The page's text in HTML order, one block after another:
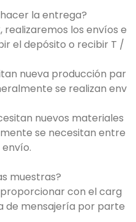
la entrega?
realizaremos los envíos e
el depósito o recibir T /
nueva producción par
se realizan env
nuevos materiales
se necesitan entre
muestras?
proporcionar con el carg
de mensajería por parte